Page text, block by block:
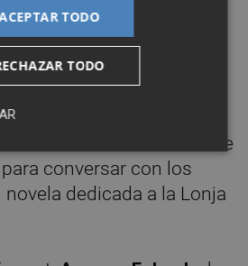
, autora de M
la guerra, y con la
Valero, autora de
. Asimismo, a las
Francisco
la sede de la Asociación de
conversar con los
dedicada a la Lonja
TODO
TODO